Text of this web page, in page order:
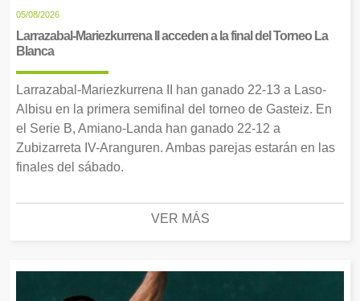
05/08/2026
Larrazabal-Mariezkurrena II acceden a la final del Torneo La
Blanca
Larrazabal-Mariezkurrena II han ganado 22-13 a Laso-
Albisu en la primera semifinal del torneo de Gasteiz. En
el Serie B, Amiano-Landa han ganado 22-12 a
Zubizarreta IV-Aranguren. Ambas parejas estarán en las
finales del sábado.
VER MÁS